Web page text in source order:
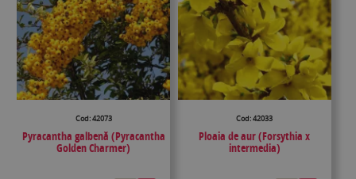
Cod: 42073
Pyracantha galbenă (Pyracantha
Golden Charmer)
Cod: 42033
Ploaia de aur (Forsythia x
intermedia)